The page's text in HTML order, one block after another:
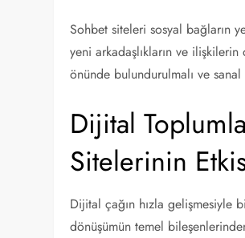
Sohbet siteleri sosyal bağların
yeni arkadaşlıkların ve
önünde bulundurulmalı ve
Dijital
Sitelerinin
Dijital çağın hızla gelişmesiyle
dönüşümün temel